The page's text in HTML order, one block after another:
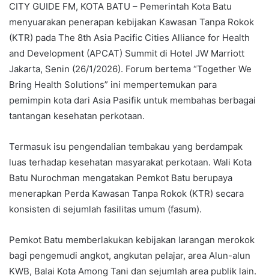
CITY GUIDE FM, KOTA BATU – Pemerintah Kota Batu
menyuarakan penerapan kebijakan Kawasan Tanpa Rokok
(KTR) pada The 8th Asia Pacific Cities Alliance for Health
and Development (APCAT) Summit di Hotel JW Marriott
Jakarta, Senin (26/1/2026). Forum bertema “Together We
Bring Health Solutions” ini mempertemukan para
pemimpin kota dari Asia Pasifik untuk membahas berbagai
tantangan kesehatan perkotaan.
Termasuk isu pengendalian tembakau yang berdampak
luas terhadap kesehatan masyarakat perkotaan. Wali Kota
Batu Nurochman mengatakan Pemkot Batu berupaya
menerapkan Perda Kawasan Tanpa Rokok (KTR) secara
konsisten di sejumlah fasilitas umum (fasum).
Pemkot Batu memberlakukan kebijakan larangan merokok
bagi pengemudi angkot, angkutan pelajar, area Alun-alun
KWB, Balai Kota Among Tani dan sejumlah area publik lain.